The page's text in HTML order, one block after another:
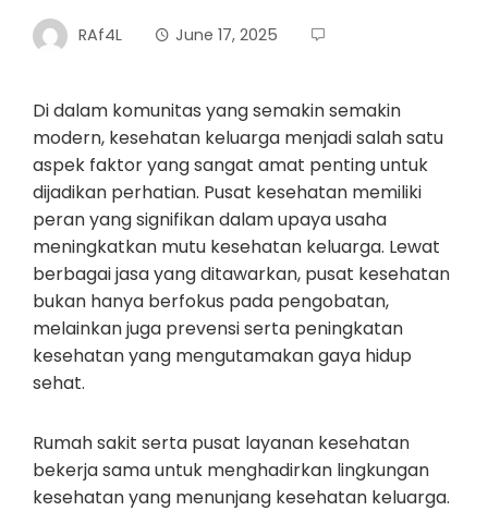
RAf4L June 17, 2025
Di dalam komunitas yang semakin semakin
modern, kesehatan keluarga menjadi salah satu
aspek faktor yang sangat amat penting untuk
dijadikan perhatian. Pusat kesehatan memiliki
peran yang signifikan dalam upaya usaha
meningkatkan mutu kesehatan keluarga. Lewat
berbagai jasa yang ditawarkan, pusat kesehatan
bukan hanya berfokus pada pengobatan,
melainkan juga prevensi serta peningkatan
kesehatan yang mengutamakan gaya hidup
sehat.
Rumah sakit serta pusat layanan kesehatan
bekerja sama untuk menghadirkan lingkungan
kesehatan yang menunjang kesehatan keluarga.